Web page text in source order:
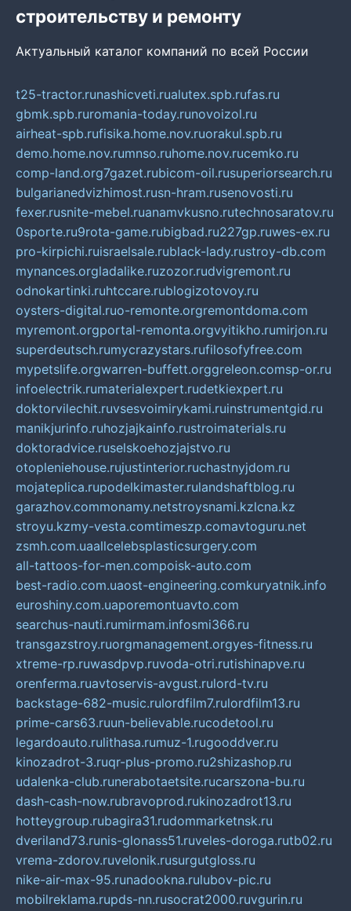
строительству и ремонту
Актуальный каталог компаний по всей России
t25-tractor.runashicveti.rualutex.spb.rufas.ru
gbmk.spb.ruromania-today.runovoizol.ru
airheat-spb.rufisika.home.nov.ruorakul.spb.ru
demo.home.nov.rumnso.ruhome.nov.rucemko.ru
comp-land.org7gazet.rubicom-oil.rusuperiorsearch.ru
bulgarianedvizhimost.rusn-hram.rusenovosti.ru
fexer.rusnite-mebel.ruanamvkusno.rutechnosaratov.ru
0sporte.ru9rota-game.rubigbad.ru227gp.ruwes-ex.ru
pro-kirpichi.ruisraelsale.rublack-lady.rustroy-db.com
mynances.orgladalike.ruzozor.rudvigremont.ru
odnokartinki.ruhtccare.rublogizotovoy.ru
oysters-digital.ruo-remonte.orgremontdoma.com
myremont.orgportal-remonta.orgvyitikho.rumirjon.ru
superdeutsch.rumycrazystars.rufilosofyfree.com
mypetslife.orgwarren-buffett.orggreleon.comsp-or.ru
infoelectrik.rumaterialexpert.rudetkiexpert.ru
doktorvilechit.ruvsesvoimirykami.ruinstrumentgid.ru
manikjurinfo.ruhozjajkainfo.rustroimaterials.ru
doktoradvice.ruselskoehozjajstvo.ru
otopleniehouse.rujustinterior.ruchastnyjdom.ru
mojateplica.rupodelkimaster.rulandshaftblog.ru
garazhov.commonamy.netstroysnami.kzlcna.kz
stroyu.kzmy-vesta.comtimeszp.comavtoguru.net
zsmh.com.uaallcelebsplasticsurgery.com
all-tattoos-for-men.compoisk-auto.com
best-radio.com.uaost-engineering.comkuryatnik.info
euroshiny.com.uaporemontuavto.com
searchus-nauti.rumirmam.infosmi366.ru
transgazstroy.ruorgmanagement.orgyes-fitness.ru
xtreme-rp.ruwasdpvp.ruvoda-otri.rutishinapve.ru
orenferma.ruavtoservis-avgust.rulord-tv.ru
backstage-682-music.rulordfilm7.rulordfilm13.ru
prime-cars63.ruun-believable.rucodetool.ru
legardoauto.rulithasa.rumuz-1.rugooddver.ru
kinozadrot-3.ruqr-plus-promo.ru2shizashop.ru
udalenka-club.runerabotaetsite.rucarszona-bu.ru
dash-cash-now.rubravoprod.rukinozadrot13.ru
hotteygroup.rubagira31.rudommarketnsk.ru
dveriland73.runis-glonass51.ruveles-doroga.rutb02.ru
vrema-zdorov.ruvelonik.rusurgutgloss.ru
nike-air-max-95.runadookna.rulubov-pic.ru
mobilreklama.rupds-nn.rusocrat2000.ruvgurin.ru